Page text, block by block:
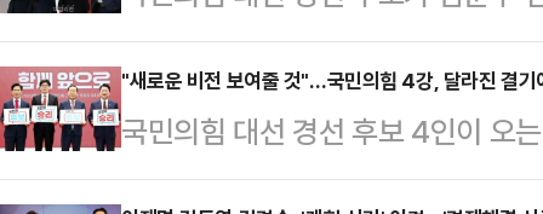
간 쳐질 '반(反)이재명 빅텐트'에 합
사는 24일 오전 여의도에 위치한
대선 출마를 공식화할 계획이다. 전
대) 집회를 주도한 …
명으로 추려지면서, 후보 간 세 대
(탄핵 반대파)' 2명, '찬탄파(탄핵
선에서 중도 하차한 후보 4명의 지
의 변수라는 관측이 나온다.23일 김
"새로운 비전 보여줄 것"…국민의힘 4강, 달라진 결기
국민의힘 대선 경선 후보 4인이 오
을 벌인다. 지난 1차 경선 토론회에